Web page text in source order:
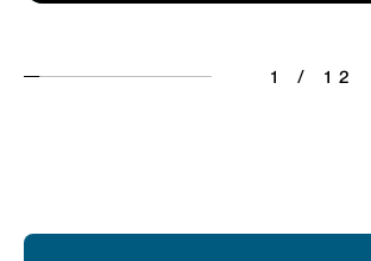
1 / 12